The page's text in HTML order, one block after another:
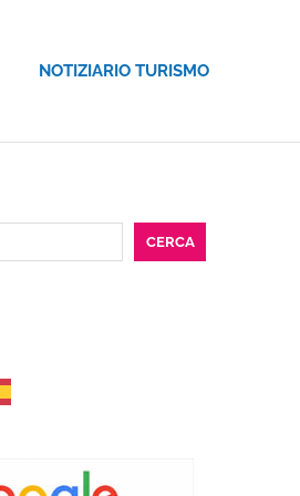
NOTIZIARIO TURISMO
CERCA